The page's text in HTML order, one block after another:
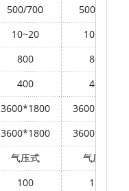
500/700
500/700
10~20
10~20
800
800
400
400
3600*1800
3600*1800
3600*1800
3600*1800
气压式
气压式
100
120